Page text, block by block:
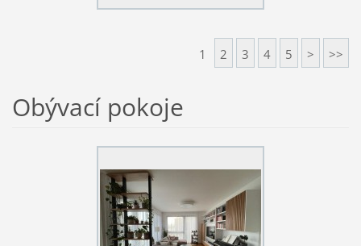
1 2 3 4 5 > >>
Obývací pokoje